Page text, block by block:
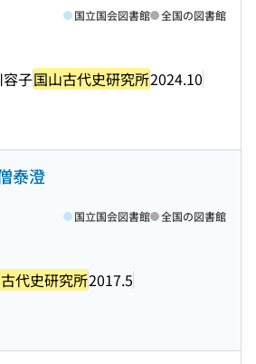
子国山古代史研究所2024.10
国立国会図書館 全国の図書館
泰澄
代史研究所2017.5
国立国会図書館 全国の図書館